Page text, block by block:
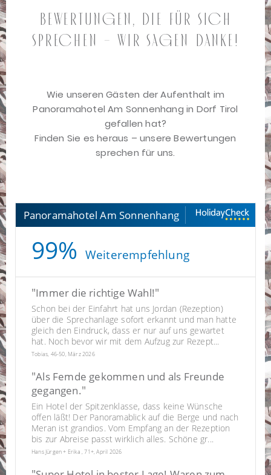
Bewertungen, die für sich
sprechen – wir sagen Danke!
Wie unseren Gästen der Aufenthalt im
Panoramahotel Am Sonnenhang in Dorf Tirol
gefallen hat?
Finden Sie es heraus – unsere Bewertungen
sprechen für uns.
Panoramahotel Am Sonnenhang
99% Weiterempfehlung
"Immer die richtige Wahl!"
Schon bei der Einfahrt hat uns Jordan (Rezeption)
über die Sprechanlage sofort erkannt und man hatte
gleich den Eindruck, dass er nur auf uns gewartet
hat. Noch bevor wir mit dem Aufzug zur Rezept...
Tobias, 46-50, März 2026
"Als Femde gekommen und als Freunde
gegangen."
Ein Hotel der Spitzenklasse, dass keine Wünsche
offen läßt! Der Panoramablick auf die Berge und nach
Meran ist grandios. Vom Empfang an der Rezeption
bis zur Abreise passt wirklich alles. Schöne gr...
Hans Jürgen + Erika , 71+, April 2026